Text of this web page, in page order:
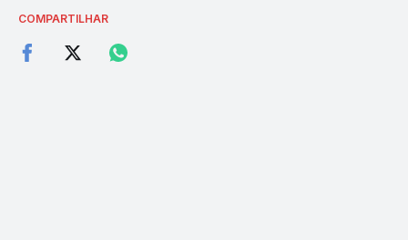
COMPARTILHAR